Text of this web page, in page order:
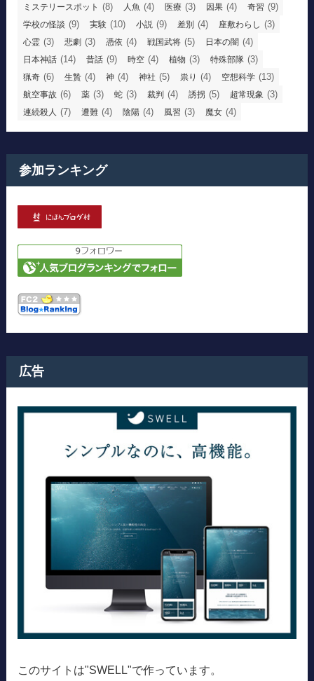
ミステリースポット (8) 人魚 (4) 医療 (3) 因果 (4) 奇習 (9)
学校の怪談 (9) 実験 (10) 小説 (9) 差別 (4) 座敷わらし (3)
心霊 (3) 悲劇 (3) 憑依 (4) 戦国武将 (5) 日本の闇 (4)
日本神話 (14) 昔話 (9) 時空 (4) 植物 (3) 特殊部隊 (3)
猟奇 (6) 生贄 (4) 神 (4) 神社 (5) 祟り (4) 空想科学 (13)
航空事故 (6) 薬 (3) 蛇 (3) 裁判 (4) 誘拐 (5) 超常現象 (3)
連続殺人 (7) 遭難 (4) 陰陽 (4) 風習 (3) 魔女 (4)
参加ランキング
広告
このサイトは"SWELL"で作っています。